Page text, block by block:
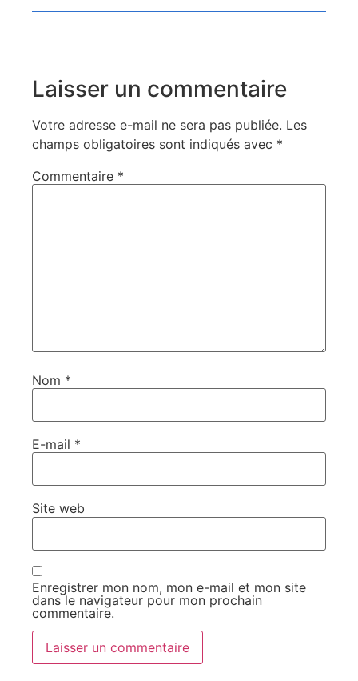
Laisser un commentaire
Votre adresse e-mail ne sera pas publiée. Les
champs obligatoires sont indiqués avec *
Commentaire *
Nom *
E-mail *
Site web
Enregistrer mon nom, mon e-mail et mon site
dans le navigateur pour mon prochain
commentaire.